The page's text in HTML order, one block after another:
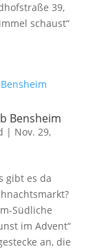
39,
schaust“
Bensheim
| Nov. 29,
gibt es da
Südliche
im Advent“
an, die